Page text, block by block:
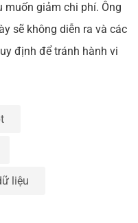
muốn giảm chi phí. Ông
sẽ không diễn ra và các
định để tránh hành vi
liệu